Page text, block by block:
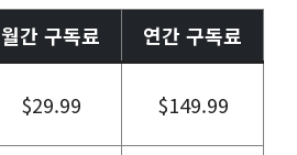
월간 구독료
연간 구독료
$29.99 $149.99